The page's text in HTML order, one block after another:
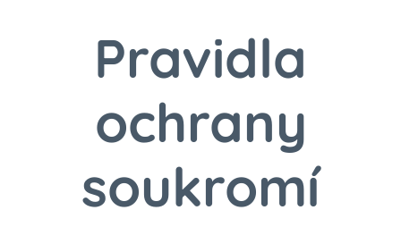
Pravidla
ochrany
soukromí